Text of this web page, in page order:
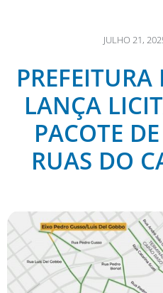
JULHO 21,
LANÇA
PACOTE
RUAS DO